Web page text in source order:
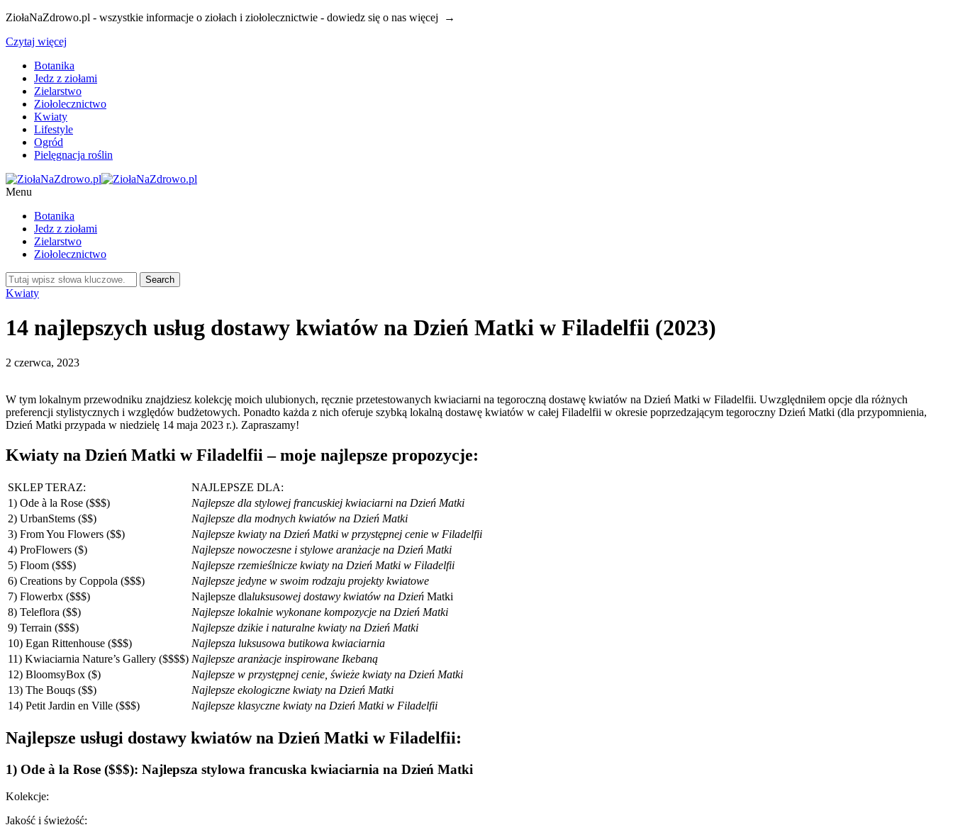
ZiołaNaZdrowo.pl - wszystkie informacje o ziołach i ziołolecznictwie - dowiedz się o nas więcej →
Czytaj więcej
Botanika
Jedz z ziołami
Zielarstwo
Ziołolecznictwo
Kwiaty
Lifestyle
Ogród
Pielęgnacja roślin
Menu
Botanika
Jedz z ziołami
Zielarstwo
Ziołolecznictwo
Kwiaty
14 najlepszych usług dostawy kwiatów na Dzień Matki w Filadelfii (2023)
2 czerwca, 2023
W tym lokalnym przewodniku znajdziesz kolekcję moich ulubionych, ręcznie przetestowanych kwiaciarni na tegoroczną dostawę kwiatów na Dzień Matki w Filadelfii. Uwzględniłem opcje dla różnych
preferencji stylistycznych i względów budżetowych. Ponadto każda z nich oferuje szybką lokalną dostawę kwiatów w całej Filadelfii w okresie poprzedzającym tegoroczny Dzień Matki (dla przypomnienia,
Dzień Matki przypada w niedzielę 14 maja 2023 r.). Zapraszamy!
Kwiaty na Dzień Matki w Filadelfii – moje najlepsze propozycje:
SKLEP TERAZ:
NAJLEPSZE DLA:
1) Ode à la Rose ($$$)
Najlepsze dla stylowej francuskiej kwiaciarni na Dzień Matki
2) UrbanStems ($$)
Najlepsze dla modnych kwiatów na Dzień Matki
3) From You Flowers ($$)
Najlepsze kwiaty na Dzień Matki w przystępnej cenie w Filadelfii
4) ProFlowers ($)
Najlepsze nowoczesne i stylowe aranżacje na Dzień Matki
5) Floom ($$$)
Najlepsze rzemieślnicze kwiaty na Dzień Matki w Filadelfii
6) Creations by Coppola ($$$)
Najlepsze jedyne w swoim rodzaju projekty kwiatowe
7) Flowerbx ($$$)
Najlepsze dlaluksusowej dostawy kwiatów na Dzień Matki
8) Teleflora ($$)
Najlepsze lokalnie wykonane kompozycje na Dzień Matki
9) Terrain ($$$)
Najlepsze dzikie i naturalne kwiaty na Dzień Matki
10) Egan Rittenhouse ($$$)
Najlepsza luksusowa butikowa kwiaciarnia
11) Kwiaciarnia Nature’s Gallery ($$$$) Najlepsze aranżacje inspirowane Ikebaną
12) BloomsyBox ($)
Najlepsze w przystępnej cenie, świeże kwiaty na Dzień Matki
13) The Bouqs ($$)
Najlepsze ekologiczne kwiaty na Dzień Matki
14) Petit Jardin en Ville ($$$)
Najlepsze klasyczne kwiaty na Dzień Matki w Filadelfii
Najlepsze usługi dostawy kwiatów na Dzień Matki w Filadelfii:
1) Ode à la Rose ($$$): Najlepsza stylowa francuska kwiaciarnia na Dzień Matki
Kolekcje:
Jakość i świeżość: